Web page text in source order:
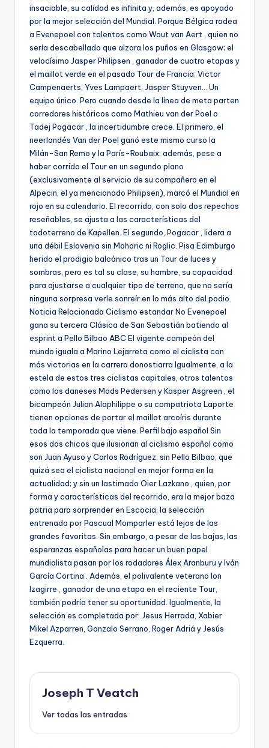
insaciable, su calidad es infinita y, además, es apoyado
por la mejor selección del Mundial. Porque Bélgica rodea
a Evenepoel con talentos como Wout van Aert , quien no
sería descabellado que alzara los puños en Glasgow; el
velocísimo Jasper Philipsen , ganador de cuatro etapas y
el maillot verde en el pasado Tour de Francia; Victor
Campenaerts, Yves Lampaert, Jasper Stuyven… Un
equipo único. Pero cuando desde la línea de meta parten
corredores históricos como Mathieu van der Poel o
Tadej Pogacar , la incertidumbre crece. El primero, el
neerlandés Van der Poel ganó este mismo curso la
Milán-San Remo y la París-Roubaix; además, pese a
haber corrido el Tour en un segundo plano
(exclusivamente al servicio de su compañero en el
Alpecin, el ya mencionado Philipsen), marcó el Mundial en
rojo en su calendario. El recorrido, con solo dos repechos
reseñables, se ajusta a las características del
todoterreno de Kapellen. El segundo, Pogacar , lidera a
una débil Eslovenia sin Mohoric ni Roglic. Pisa Edimburgo
herido el prodigio balcánico tras un Tour de luces y
sombras, pero es tal su clase, su hambre, su capacidad
para ajustarse a cualquier tipo de terreno, que no sería
ninguna sorpresa verle sonreír en lo más alto del podio.
Noticia Relacionada Ciclismo estandar No Evenepoel
gana su tercera Clásica de San Sebastián batiendo al
esprint a Pello Bilbao ABC El vigente campeón del
mundo iguala a Marino Lejarreta como el ciclista con
más victorias en la carrera donostiarra Igualmente, a la
estela de estos tres ciclistas capitales, otros talentos
como los daneses Mads Pedersen y Kasper Asgreen , el
bicampeón Julian Alaphilippe o su compatriota Laporte
tienen opciones de portar el maillot arcoíris durante
toda la temporada que viene. Perfil bajo español Sin
esos dos chicos que ilusionan al ciclismo español como
son Juan Ayuso y Carlos Rodríguez; sin Pello Bilbao, que
quizá sea el ciclista nacional en mejor forma en la
actualidad; y sin un lastimado Oier Lazkano , quien, por
forma y características del recorrido, era la mejor baza
patria para sorprender en Escocia, la selección
entrenada por Pascual Momparler está lejos de las
grandes favoritas. Sin embargo, a pesar de las bajas, las
esperanzas españolas para hacer un buen papel
mundialista pasan por los rodadores Álex Aranburu y Iván
García Cortina . Además, el polivalente veterano Ion
Izagirre , ganador de una etapa en el reciente Tour,
también podría tener su oportunidad. Igualmente, la
selección es completada por: Jesus Herrada, Xabier
Mikel Azparren, Gonzalo Serrano, Roger Adriá y Jesús
Ezquerra.
Joseph T Veatch
Ver todas las entradas